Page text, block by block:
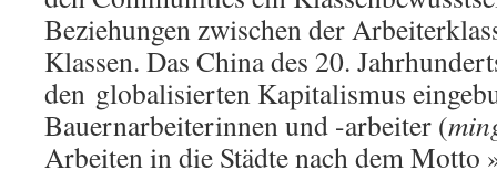
Beziehungen zwischen der
Klassen. Das China des 20.
den globalisierten Kapitalismus
Bauernarbeiterinnen und -arbeiter (
Arbeiten in die Städte nach dem Motto